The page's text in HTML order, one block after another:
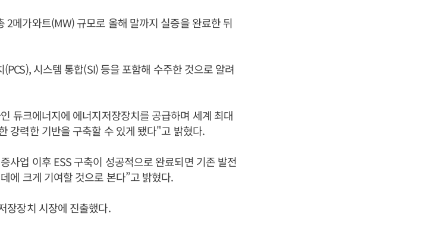
2메가와트(MW) 규모로 올해 말까지 실증을 완료한 뒤
시스템 통합(SI) 등을 포함해 수주한 것으로 알려
듀크에너지에 에너지저장장치를 공급하며 세계 최대
강력한 기반을 구축할 수 있게 됐다"고 밝혔다.
사업 이후 ESS 구축이 성공적으로 완료되면 기존 발전
에 크게 기여할 것으로 본다”고 밝혔다.
장장치 시장에 진출했다.